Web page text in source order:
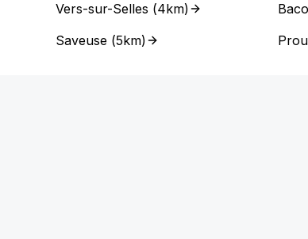
Vers-sur-Selles (4km)
Saveuse (5km)